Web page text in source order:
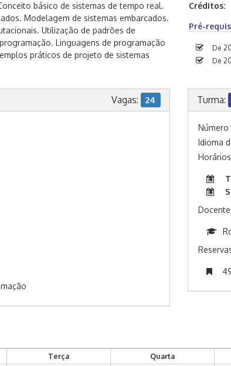
básico de sistemas de tempo real.
Modelagem de sistemas embarcados.
Utilização de padrões de
Linguagens de programação
práticos de projeto de sistemas
Créditos:
Pré-
De
De
Vagas: 24 Turma:
Número
Idioma
Terça Quarta